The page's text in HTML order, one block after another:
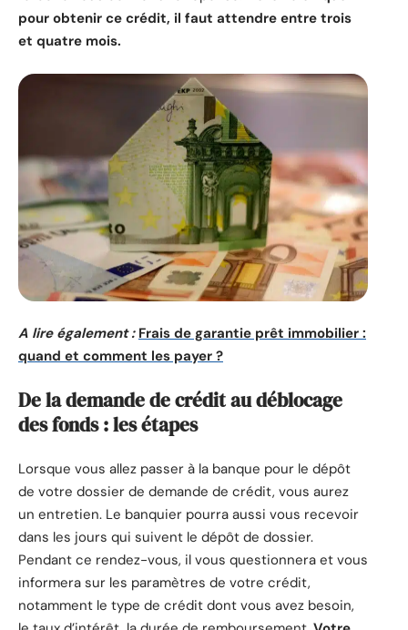
pour obtenir ce crédit, il faut attendre entre trois
et quatre mois.
A lire également : Frais de garantie prêt immobilier :
quand et comment les payer ?
De la demande de crédit au déblocage
des fonds : les étapes
Lorsque vous allez passer à la banque pour le dépôt
de votre dossier de demande de crédit, vous aurez
un entretien. Le banquier pourra aussi vous recevoir
dans les jours qui suivent le dépôt de dossier.
Pendant ce rendez-vous, il vous questionnera et vous
informera sur les paramètres de votre crédit,
notamment le type de crédit dont vous avez besoin,